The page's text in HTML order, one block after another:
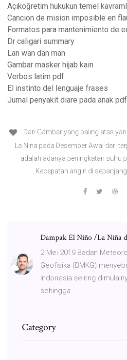
Açıköğretim hukukun temel
Cancion de mision imposible en
Formatos para mantenimiento de
Dr caligari summary
Lan wan dan man
Gambar masker hijab kain
Verbos latim pdf
El instinto del lenguaje frases
Jurnal penyakit diare pada anak pdf
Dari Gambar yang paling atas
La Nina pada Desember Awal dari
adalah adanya peningkatan suhu
Kecepatan angin di
Dampak El Niño /La Niña
2 Mei 2019 Badan
Geofisika (BMKG)
Indonesia seiring
sehingga
Category